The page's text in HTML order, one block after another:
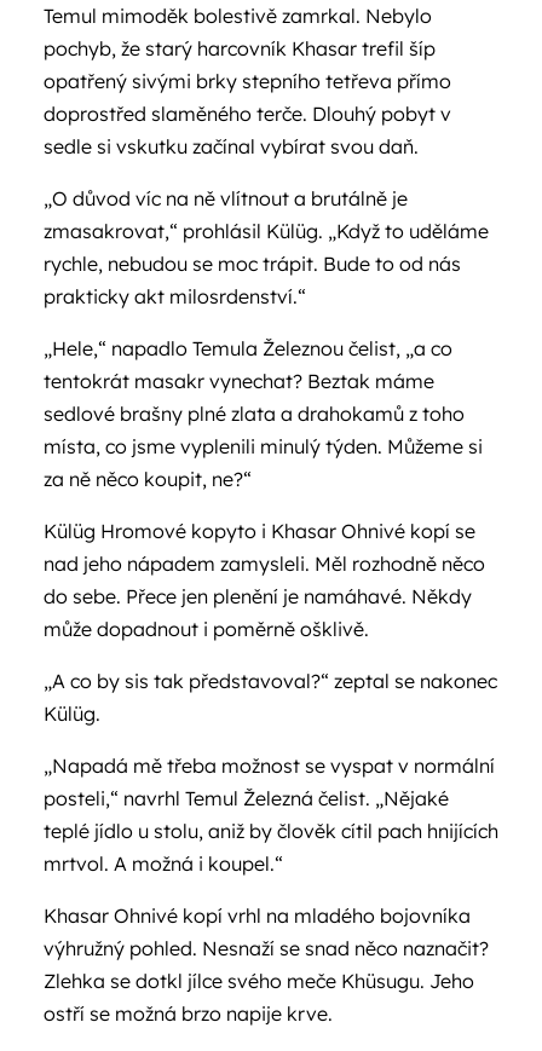
Temul mimoděk bolestivě zamrkal. Nebylo
pochyb, že starý harcovník Khasar trefil šíp
opatřený sivými brky stepního tetřeva přímo
doprostřed slaměného terče. Dlouhý pobyt v
sedle si vskutku začínal vybírat svou daň.
„O důvod víc na ně vlítnout a brutálně je
zmasakrovat,“ prohlásil Külüg. „Když to uděláme
rychle, nebudou se moc trápit. Bude to od nás
prakticky akt milosrdenství.“
„Hele,“ napadlo Temula Železnou čelist, „a co
tentokrát masakr vynechat? Beztak máme
sedlové brašny plné zlata a drahokamů z toho
místa, co jsme vyplenili minulý týden. Můžeme si
za ně něco koupit, ne?“
Külüg Hromové kopyto i Khasar Ohnivé kopí se
nad jeho nápadem zamysleli. Měl rozhodně něco
do sebe. Přece jen plenění je namáhavé. Někdy
může dopadnout i poměrně ošklivě.
„A co by sis tak představoval?“ zeptal se nakonec
Külüg.
„Napadá mě třeba možnost se vyspat v normální
posteli,“ navrhl Temul Železná čelist. „Nějaké
teplé jídlo u stolu, aniž by člověk cítil pach hnijících
mrtvol. A možná i koupel.“
Khasar Ohnivé kopí vrhl na mladého bojovníka
výhružný pohled. Nesnaží se snad něco naznačit?
Zlehka se dotkl jílce svého meče Khüsugu. Jeho
ostří se možná brzo napije krve.